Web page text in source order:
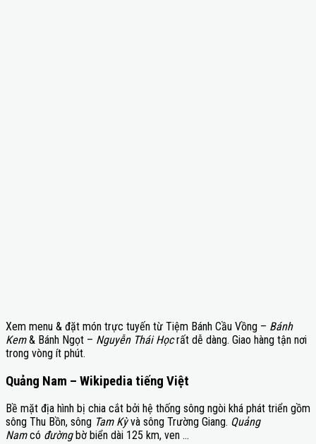
Xem menu & đặt món trực tuyến từ Tiệm Bánh Cầu Vồng – Bánh
Kem& Bánh Ngọt – Nguyễn Thái Họcrất dễ dàng. Giao hàng tận nơi
trong vòng ít phút.
Quảng Nam – Wikipedia tiếng Việt
Bề mặt địa hình bị chia cắt bởi hệ thống sông ngòi khá phát triển gồm
sông Thu Bồn, sông Tam Kỳvà sông Trường Giang. Quảng
Namcó đườngbờ biển dài 125 km, ven …